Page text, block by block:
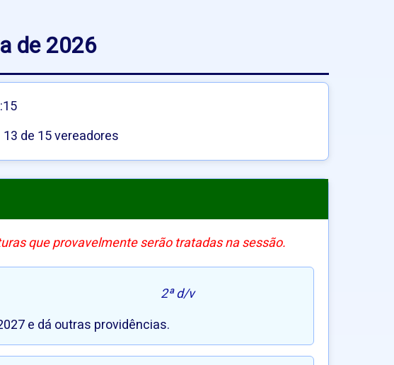
de 2026
13 de 15 vereadores
que provavelmente serão tratadas na sessão.
2ª d/v
e dá outras providências.